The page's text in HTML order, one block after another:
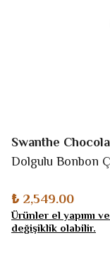
Swanthe
Dolgulu Bonbon
₺ 2,549.00
Ürünler el yapımı
değişiklik olabilir.